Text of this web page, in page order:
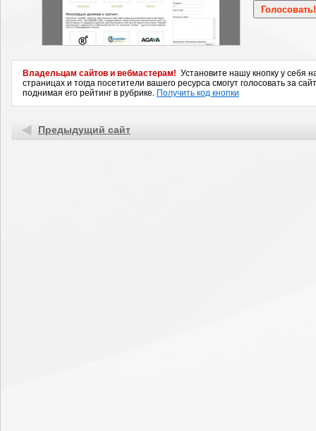
Владельцам сайтов и вебмастерам! Установите нашу кнопку у себя
страницах и тогда посетители вашего ресурса смогут голосовать за
поднимая его рейтинг в рубрике. Получить код кнопки
Предыдущий сайт